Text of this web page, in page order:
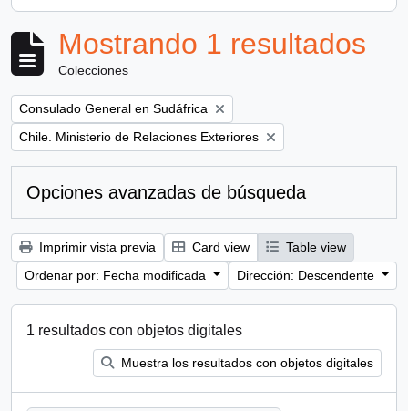
Mostrando 1 resultados
Colecciones
Remove filter:
Consulado General en Sudáfrica
Remove filter:
Chile. Ministerio de Relaciones Exteriores
Opciones avanzadas de búsqueda
Imprimir vista previa Card view
Table view
Ordenar por: Fecha modificada
Dirección: Descendente
1 resultados con objetos digitales
Muestra los resultados con objetos digitales